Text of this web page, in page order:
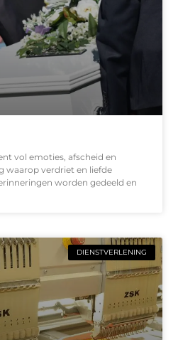
vol emoties, afscheid en
waarop verdriet en liefde
worden gedeeld en
DIENSTVERLENING